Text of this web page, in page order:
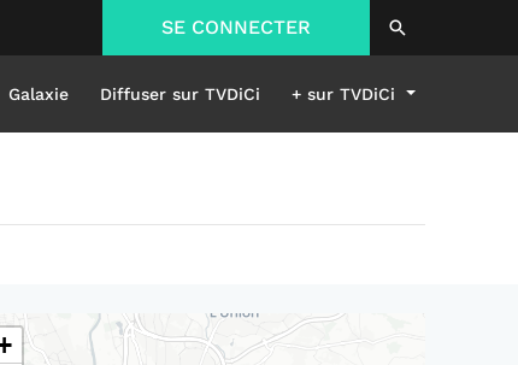
SE CONNECTER
Galaxie Diffuser sur TVDiCi + sur TVDiCi